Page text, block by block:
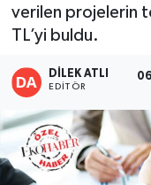
verilen projelerin
TL’yi buldu.
DİLEK ATLI
EDITÖR